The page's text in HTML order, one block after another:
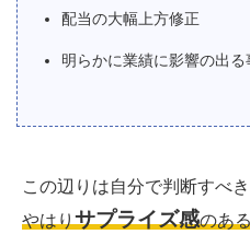
配当の大幅上方修正
明らかに業績に影響の出る
この辺りは自分で判断すべ
やはりサプライズ感のあ